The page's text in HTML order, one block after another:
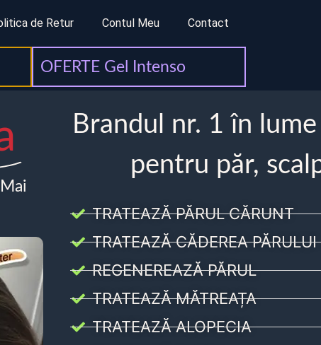
de Retur Contul Meu Contact
OFERTE Gel Intenso
Brandul nr. 1 în
pentru păr,
TRATEAZĂ PĂRUL CĂRUNT
TRATEAZĂ CĂDEREA PĂRULUI
REGENEREAZĂ PĂRUL
TRATEAZĂ MĂTREAȚA
TRATEAZĂ ALOPECIA